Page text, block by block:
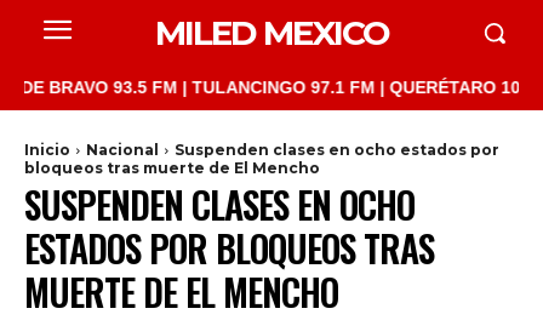
MILED MEXICO
93.5 FM | TULANCINGO 97.1 FM | QUERÉTARO 103.1 FM
Inicio Nacional
Suspenden clases en ocho estados por
bloqueos tras muerte de El Mencho
SUSPENDEN CLASES EN OCHO
ESTADOS POR BLOQUEOS TRAS
MUERTE DE EL MENCHO